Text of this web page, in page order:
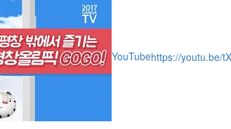
YouTubehttps://youtu.be/